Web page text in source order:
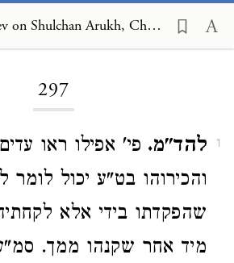
Ba'er Hetev on Shulchan Arukh, Choshen Mishpat 297
297
1 להד"מ. פי' אפילו ראו
והכירוהו בט"ע יכול לומר
שהפקדתו בידי אלא
מיד אחר שקנהו ממך.